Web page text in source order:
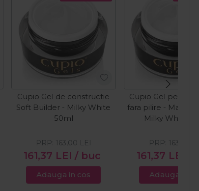
Cupio Gel de constructie
Soft Builder - Milky White
50ml
161,37 LEI / buc
PRP: 163,00 LEI
Adauga in cos
Cupio Gel pentru
fara pilire - Make-
Milky White
161,37 LEI
PRP: 163,00
Adauga in